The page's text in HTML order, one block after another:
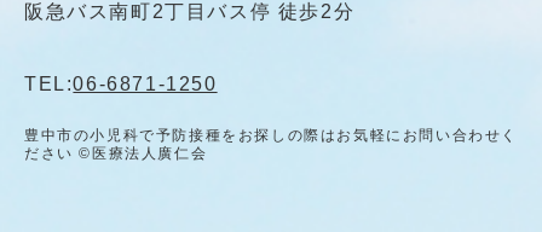
阪急バス南町2丁目バス停 徒歩2分
TEL:06-6871-1250
豊中市の小児科で予防接種をお探しの際はお気軽にお問い合わせく
ださい ©医療法人廣仁会